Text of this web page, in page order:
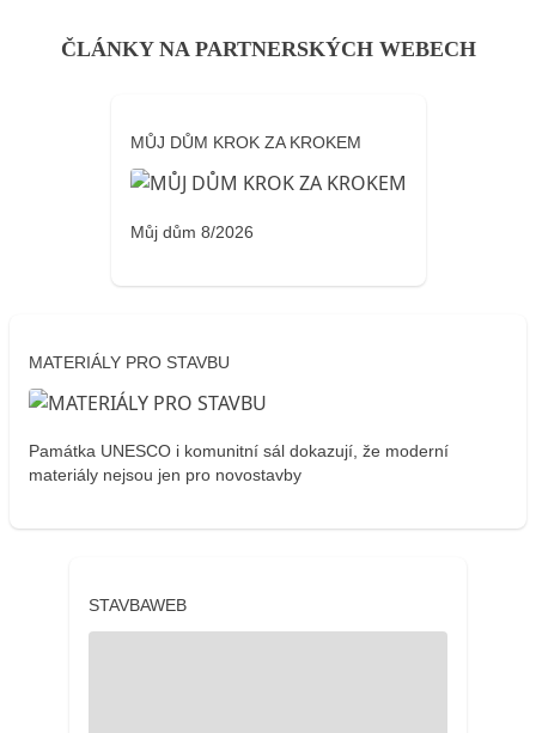
ČLÁNKY NA PARTNERSKÝCH WEBECH
MŮJ DŮM KROK ZA KROKEM
Můj dům 8/2026
MATERIÁLY PRO STAVBU
Památka UNESCO i komunitní sál dokazují, že moderní
materiály nejsou jen pro novostavby
STAVBAWEB